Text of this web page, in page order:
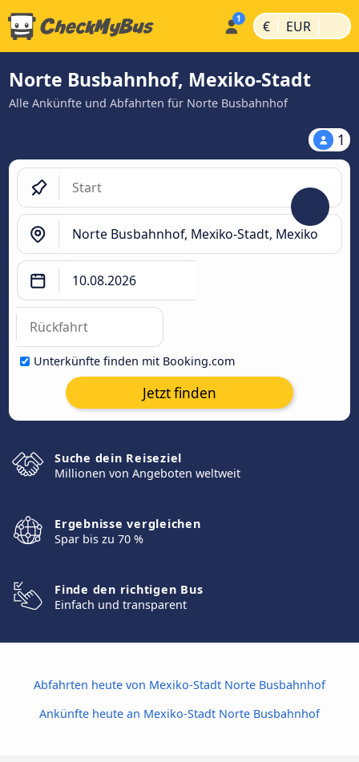
€ | EUR |
Norte Busbahnhof, Mexiko-Stadt
Alle Ankünfte und Abfahrten für Norte Busbahnhof
1
Unterkünfte finden mit Booking.com
Jetzt finden
Suche dein Reiseziel
Millionen von Angeboten weltweit
Ergebnisse vergleichen
Spar bis zu 70 %
Finde den richtigen Bus
Einfach und transparent
Abfahrten heute von Mexiko-Stadt Norte Busbahnhof
Ankünfte heute an Mexiko-Stadt Norte Busbahnhof